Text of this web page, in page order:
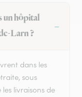
un hôpital
Larn ?
dans les
sous
livraisons de